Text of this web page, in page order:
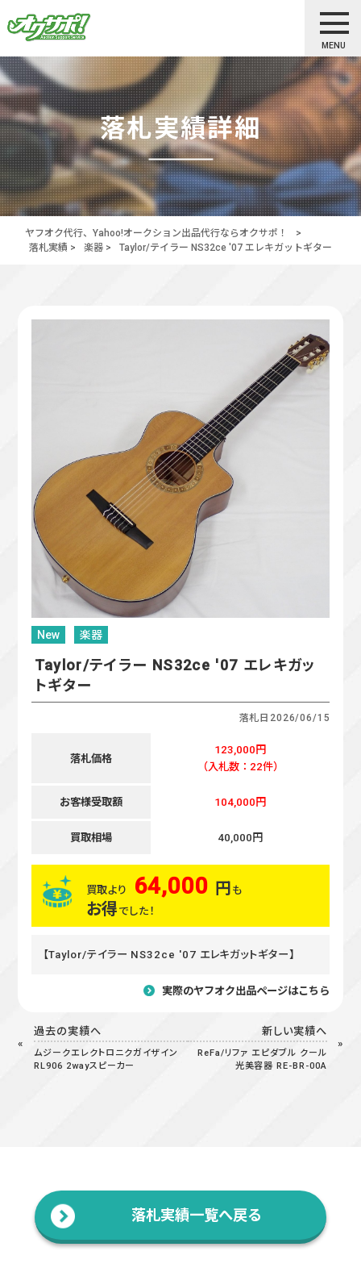
MENU
落札実績詳細
ヤフオク代行、Yahoo!オークション出品代行ならオクサポ！
>
落札実績 > 楽器 > Taylor/テイラー NS32ce '07 エレキガットギター
New 楽器
Taylor/テイラー NS32ce '07 エレキガッ
トギター
落札日 2026/06/15
落札価格
123,000円
（入札数：22件）
お客様受取額 104,000円
買取相場 40,000円
買取より 64,000 円 も
お得 でした！
【Taylor/テイラー NS32ce '07 エレキガットギター】
実際のヤフオク出品ページはこちら
過去の実績へ
ムジークエレクトロニクガイザイン
RL906 2wayスピーカー
新しい実績へ
ReFa/リファ エピダブル クール
光美容器 RE-BR-00A
落札実績一覧へ戻る